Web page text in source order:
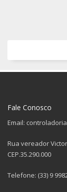
Fale Conosco
Email:
Rua vereador
CEP.35.290.000
Telefone: (33) 9